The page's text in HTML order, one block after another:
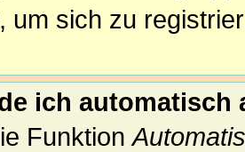
um sich zu
ich automatisch
Funktion